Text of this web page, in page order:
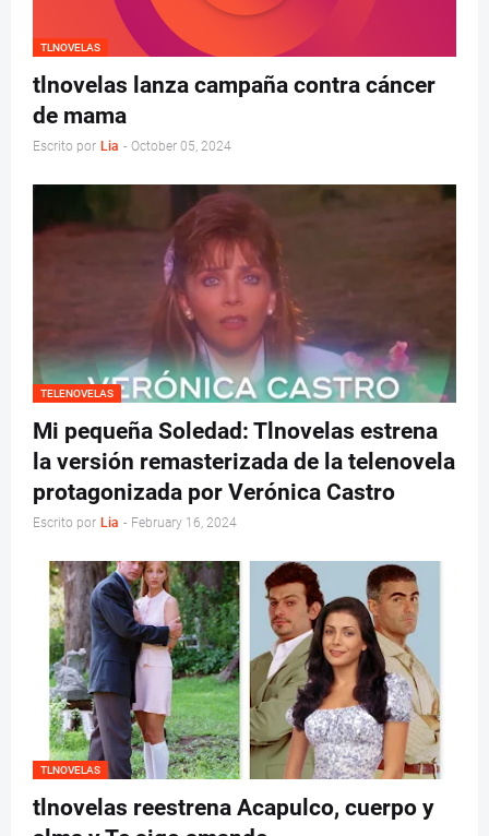
TLNOVELAS
tlnovelas lanza campaña contra cáncer
de mama
Escrito por Lia - October 05, 2024
TELENOVELAS
Mi pequeña Soledad: Tlnovelas estrena
la versión remasterizada de la telenovela
protagonizada por Verónica Castro
Escrito por Lia - February 16, 2024
TLNOVELAS
tlnovelas reestrena Acapulco, cuerpo y